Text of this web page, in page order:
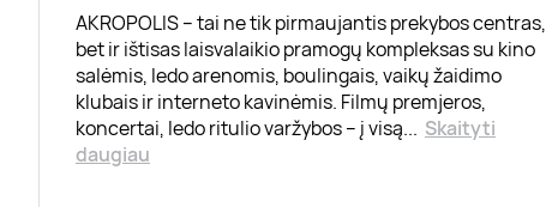
AKROPOLIS – tai ne tik pirmaujantis prekybos centras,
bet ir ištisas laisvalaikio pramogų kompleksas su kino
salėmis, ledo arenomis, boulingais, vaikų žaidimo
klubais ir interneto kavinėmis. Filmų premjeros,
koncertai, ledo ritulio varžybos – į visą... Skaityti
daugiau